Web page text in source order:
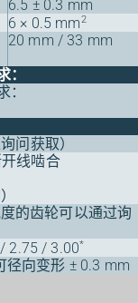
6.5 ± 0.3 mm
6 × 0.5 mm2
20 mm / 33 mm
问获取）
线啮合
的齿轮可以通过询
2.75 / 3.00*
径向变形 ± 0.3 mm